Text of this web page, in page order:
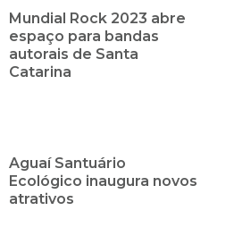
Mundial Rock 2023 abre
espaço para bandas
autorais de Santa
Catarina
Aguaí Santuário
Ecológico inaugura novos
atrativos